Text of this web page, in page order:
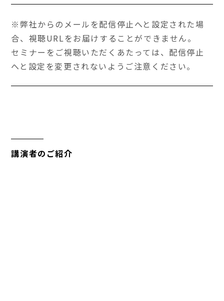
※弊社からのメールを配信停止へと設定された場
合、視聴URLをお届けすることができません。
セミナーをご視聴いただくあたっては、配信停止
へと設定を変更されないようご注意ください。
講演者のご紹介